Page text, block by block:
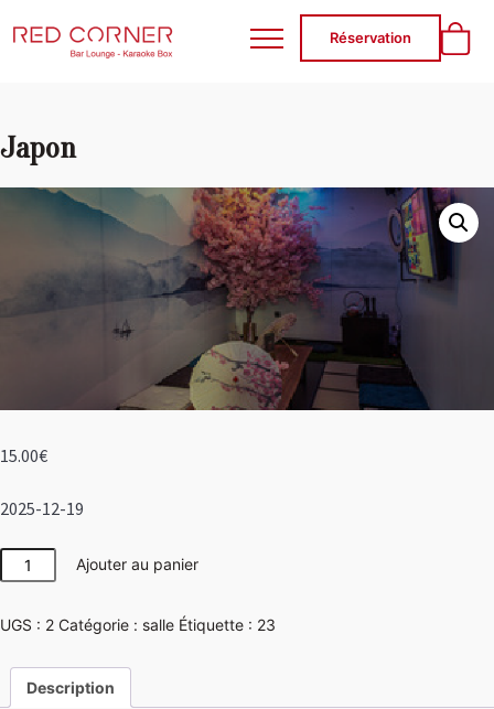
RED CORNER
Réservation
Japon
15.00€
2025-12-19
quantité
de
Ajouter au panier
UGS : 2 Catégorie : salle Étiquette : 23
Description